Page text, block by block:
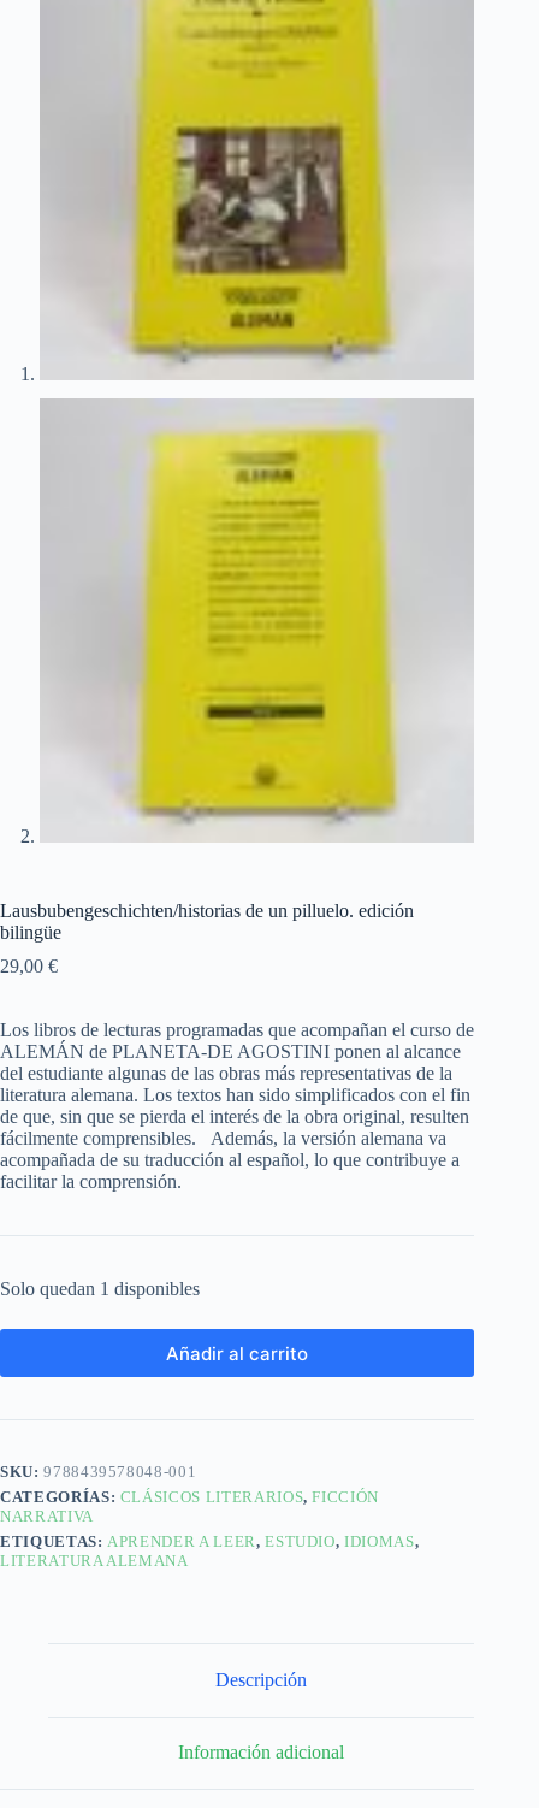
Lausbubengeschichten/historias de un pilluelo. edición
bilingüe
29,00 €
Los libros de lecturas programadas que acompañan el curso de
ALEMÁN de PLANETA-DE AGOSTINI ponen al alcance
del estudiante algunas de las obras más representativas de la
literatura alemana. Los textos han sido simplificados con el fin
de que, sin que se pierda el interés de la obra original, resulten
fácilmente comprensibles. Además, la versión alemana va
acompañada de su traducción al español, lo que contribuye a
facilitar la comprensión.
Solo quedan 1 disponibles
Añadir al carrito
SKU:9788439578048-001
CATEGORÍAS: CLÁSICOS LITERARIOS,FICCIÓN
NARRATIVA
ETIQUETAS:APRENDER A LEER,ESTUDIO,IDIOMAS,
LITERATURA ALEMANA
Descripción
Información adicional